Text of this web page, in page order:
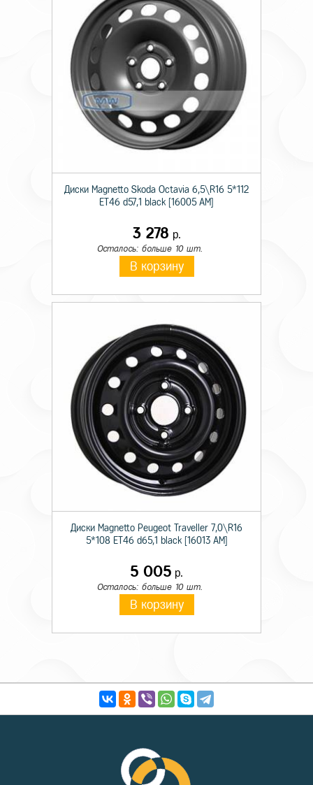
Диски Magnetto Skoda Octavia 6,5\R16 5*112
ET46 d57,1 black [16005 AM]
3 278 р.
Осталось: больше 10 шт.
В корзину
Диски Magnetto Peugeot Traveller 7,0\R16
5*108 ET46 d65,1 black [16013 AM]
5 005 р.
Осталось: больше 10 шт.
В корзину